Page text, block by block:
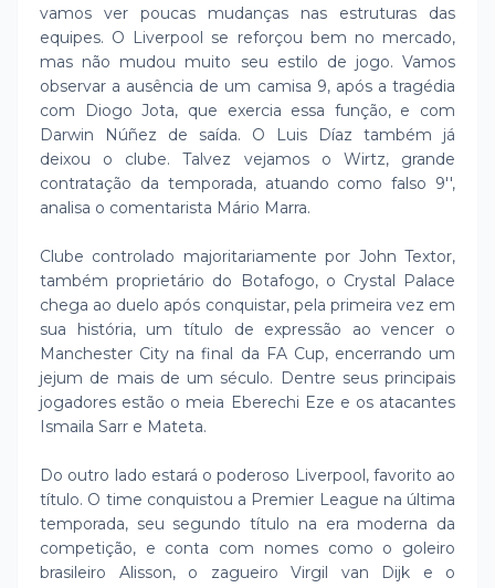
vamos ver poucas mudanças nas estruturas das
equipes. O Liverpool se reforçou bem no mercado,
mas não mudou muito seu estilo de jogo. Vamos
observar a ausência de um camisa 9, após a tragédia
com Diogo Jota, que exercia essa função, e com
Darwin Núñez de saída. O Luis Díaz também já
deixou o clube. Talvez vejamos o Wirtz, grande
contratação da temporada, atuando como falso 9'',
analisa o comentarista Mário Marra.
Clube controlado majoritariamente por John Textor,
também proprietário do Botafogo, o Crystal Palace
chega ao duelo após conquistar, pela primeira vez em
sua história, um título de expressão ao vencer o
Manchester City na final da FA Cup, encerrando um
jejum de mais de um século. Dentre seus principais
jogadores estão o meia Eberechi Eze e os atacantes
Ismaila Sarr e Mateta.
Do outro lado estará o poderoso Liverpool, favorito ao
título. O time conquistou a Premier League na última
temporada, seu segundo título na era moderna da
competição, e conta com nomes como o goleiro
brasileiro Alisson, o zagueiro Virgil van Dijk e o